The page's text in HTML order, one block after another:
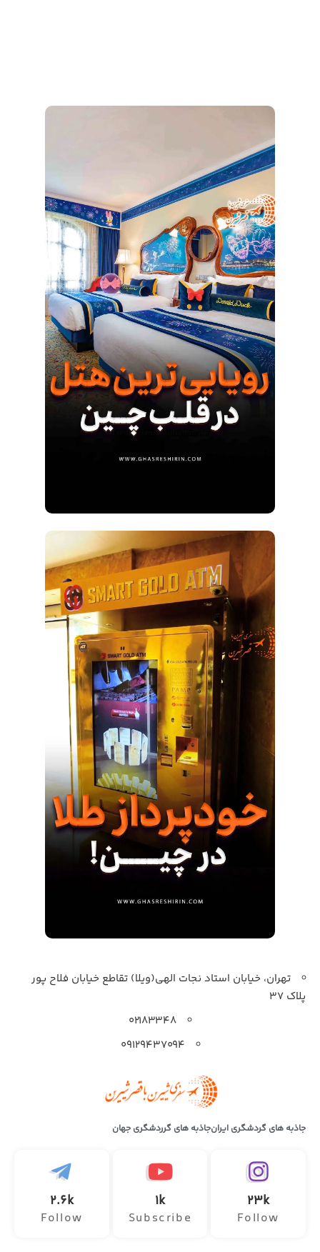
تهران، خیابان استاد نجات الهی(ویلا) تقاطع خیابان فلاح پور
پلاک 37
۰۲۱۸۳۳۴۸
۰۹۱۲۹۴۳۷۰۹۴
جاذبه های گردشگری ایرانجاذبه های گرردشگری جهان
23k
Follow
1k
Subscribe
2.6k
Follow